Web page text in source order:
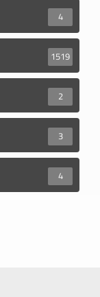
4
1519
2
3
4